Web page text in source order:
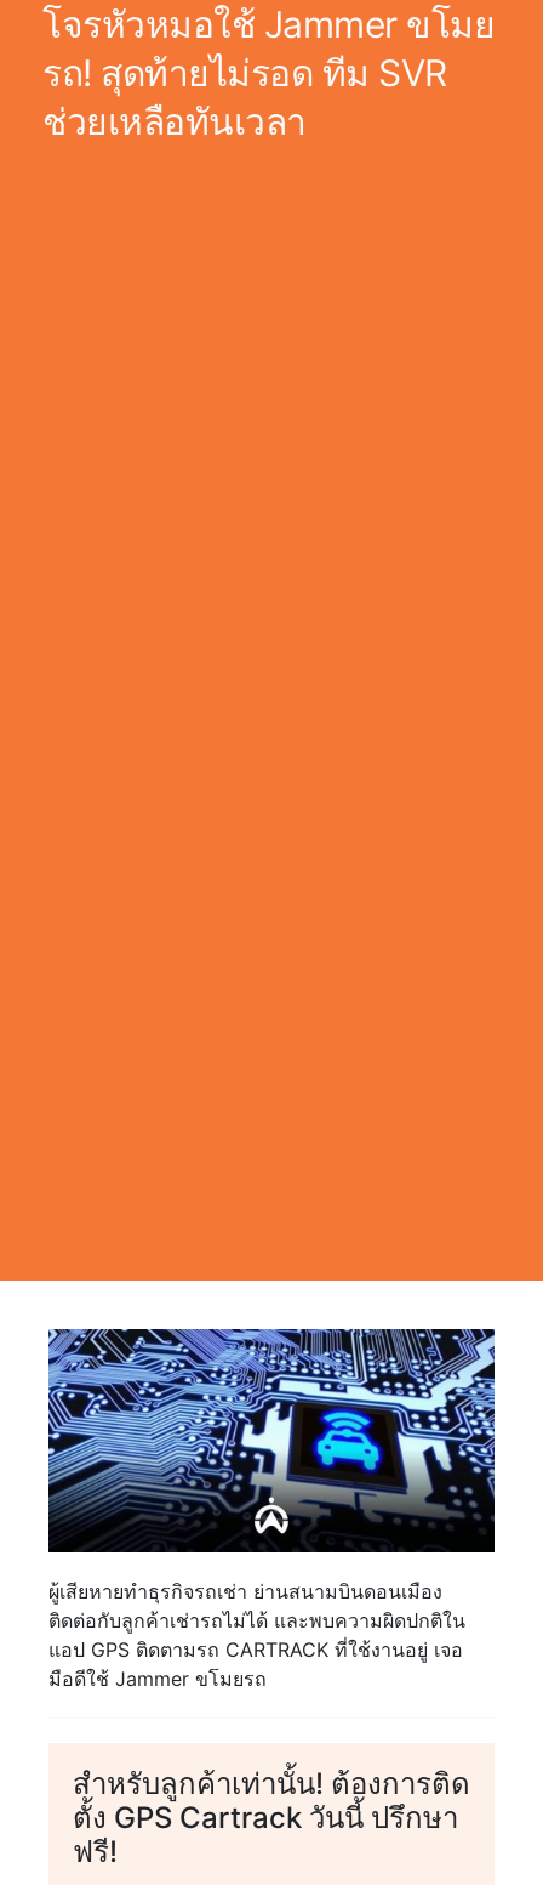
โจรหัวหมอใช้ Jammer ขโมย
รถ! สุดท้ายไม่รอด ทีม SVR
ช่วยเหลือทันเวลา
สำหรับลูกค้าเท่านั้น! ต้องการติด
ตั้ง GPS Cartrack วันนี้ ปรึกษา
ฟรี!
ผู้เสียหายทำธุรกิจรถเช่า ย่านสนามบินดอนเมือง
ติดต่อกับลูกค้าเช่ารถไม่ได้ และพบความผิดปกติใน
แอป GPS ติดตามรถ CARTRACK ที่ใช้งานอยู่ เจอ
มือดีใช้ Jammer ขโมยรถ